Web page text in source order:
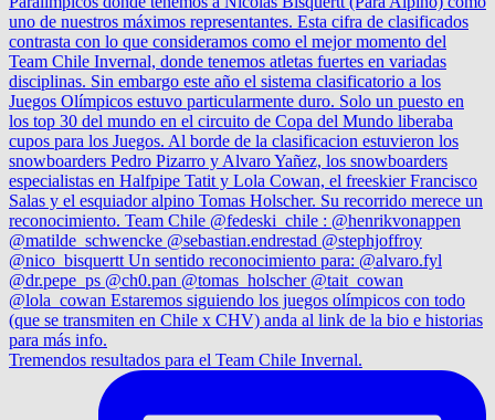
Tremendos resultados para el Team Chile Invernal.